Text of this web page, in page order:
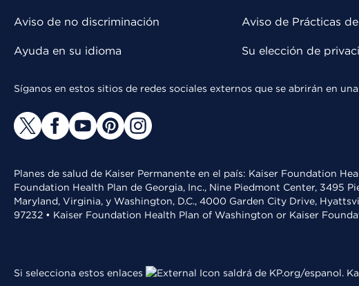
Aviso de no discriminación
Ayuda en su idioma
Aviso de Prácticas
Su elección de
Síganos en estos sitios de redes sociales externos que se abrirán en
Planes de salud de Kaiser Permanente en el país: Kaiser Foundation
Foundation Health Plan de Georgia, Inc., Nine Piedmont Center, 3495
Maryland, Virginia, y Washington, D.C., 4000 Garden City Drive,
97232 • Kaiser Foundation Health Plan of Washington or Kaiser
Si selecciona estos enlaces saldrá de KP.org/espanol.